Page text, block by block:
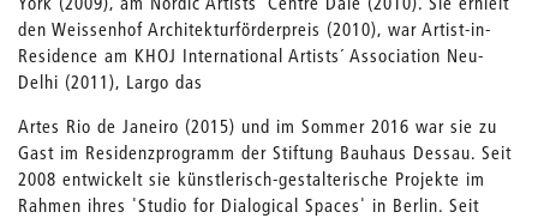
den Weissenhof Architekturförderpreis (2010), war Artist-in-
Residence am KHOJ International Artists´ Association Neu-
Delhi (2011), Largo das
Artes Rio de Janeiro (2015) und im Sommer 2016 war sie zu
Gast im Residenzprogramm der Stiftung Bauhaus Dessau. Seit
2008 entwickelt sie künstlerisch-gestalterische Projekte im
Rahmen ihres 'Studio for Dialogical Spaces' in Berlin. Seit